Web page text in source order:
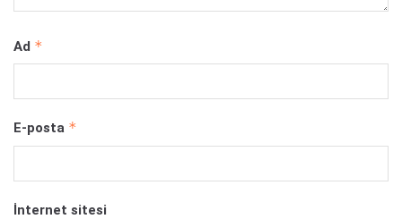
Ad *
E-posta *
İnternet sitesi